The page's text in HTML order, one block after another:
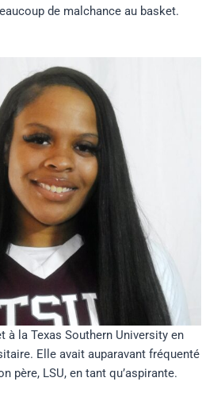
de malchance au basket.
à la Texas Southern University en
Elle avait auparavant fréquenté
père, LSU, en tant qu’aspirante.